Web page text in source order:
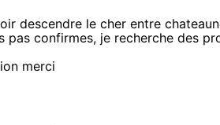
descendre le cher entre
pas confirmes, je recherche des
merci